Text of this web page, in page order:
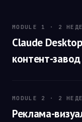
MODULE 1 · 2
Claude
контент-завод
MODULE 2 · 2
Реклама-